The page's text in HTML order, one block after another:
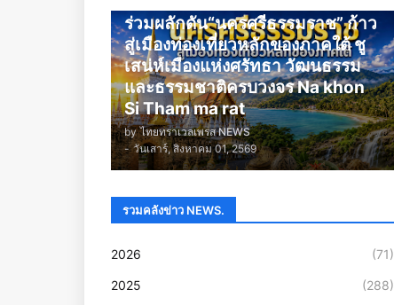
ร่วมผลักดัน“นครศรีธรรมราช” ก้าว
สู่เมืองท่องเที่ยวหลักของภาคใต้ ชู
เสน่ห์เมืองแห่งศรัทธา วัฒนธรรม
และธรรมชาติครบวงจร Na khon
Si Tham ma rat
by ไทยทราเวลเพรส NEWS
- วันเสาร์, สิงหาคม 01, 2569
รวมคลังข่าว NEWS.
2026 (71)
2025 (288)